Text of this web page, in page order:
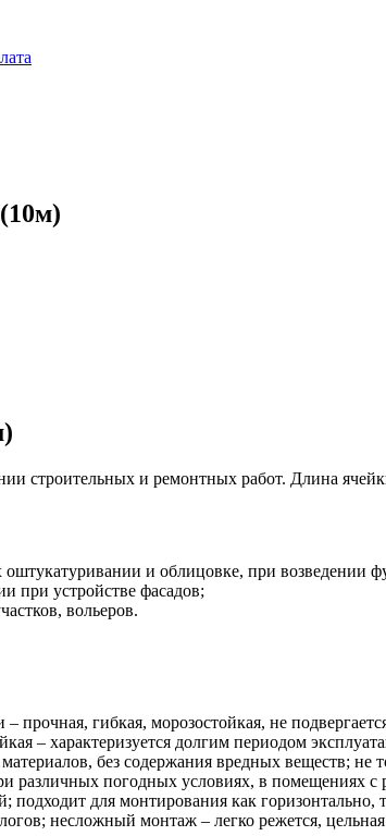
строительных и ремонтных работ. Длина
и облицовке, при возведении
при устройстве фасадов;
вольеров.
– прочная, гибкая, морозостойкая, не
– характеризуется долгим периодом
без содержания вредных веществ; не
различных погодных условиях, в помещениях
для монтирования как горизонтально,
несложный монтаж – легко режется,